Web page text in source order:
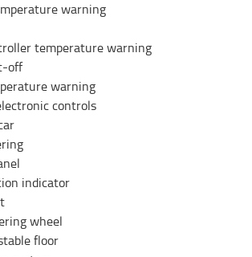
warning
temperature warning
off
warning
controls
indicator
wheel
floor